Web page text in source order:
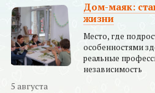
Дом-маяк:
жизни
Место, где
особенностями
реальные
независимость
5 августа